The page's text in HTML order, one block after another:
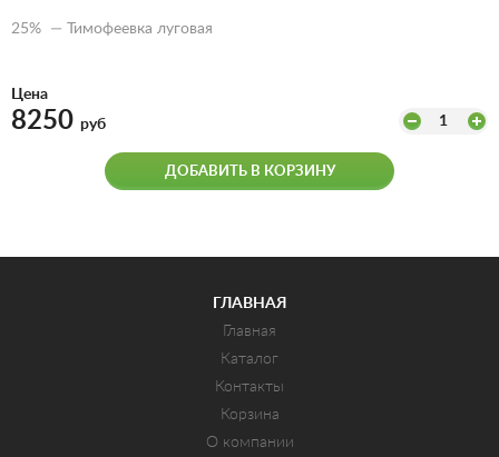
25% — Тимофеевка луговая
Цена
8250 руб 1
ДОБАВИТЬ В КОРЗИНУ
ГЛАВНАЯ
Главная
Каталог
Контакты
Корзина
О компании